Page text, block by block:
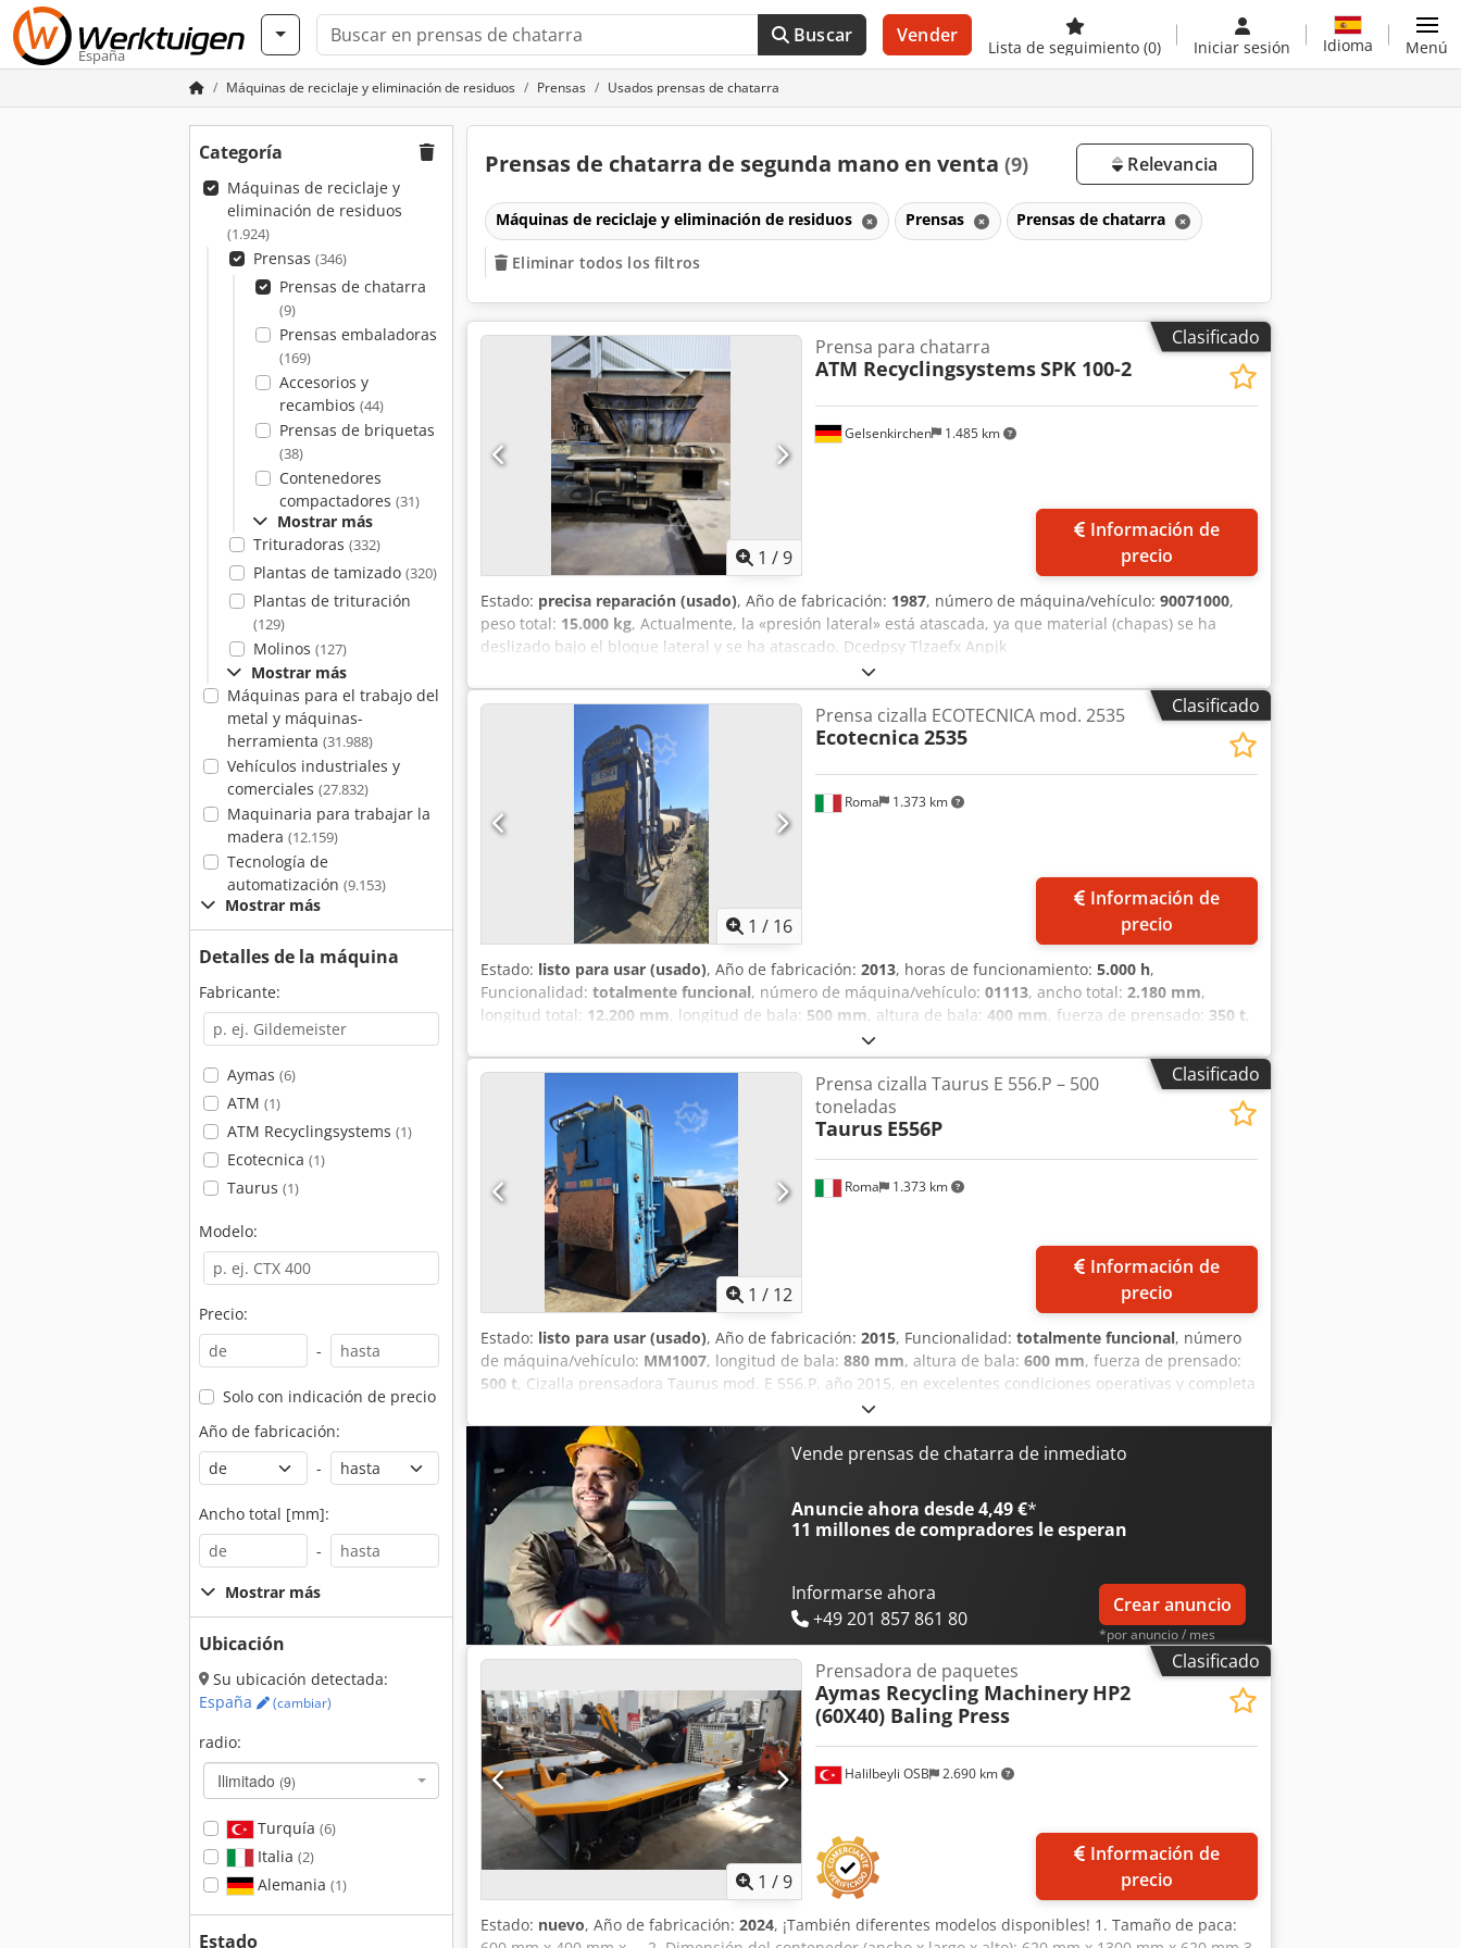
España
Buscar Vender
Lista de seguimiento (0) Iniciar sesión Idioma Menú
Máquinas de reciclaje y eliminación de residuos Prensas Usados prensas de chatarra
Categoría
Máquinas de reciclaje y
eliminación de residuos
(1.924)
Prensas (346)
Prensas de chatarra
(9)
Prensas embaladoras
(169)
Accesorios y
recambios (44)
Prensas de briquetas
(38)
Contenedores
compactadores (31)
Mostrar más
Trituradoras (332)
Plantas de tamizado (320)
Plantas de trituración
(129)
Molinos (127)
Mostrar más
Máquinas para el trabajo del
metal y máquinas-
herramienta (31.988)
Vehículos industriales y
comerciales (27.832)
Maquinaria para trabajar la
madera (12.159)
Tecnología de
automatización (9.153)
Mostrar más
Detalles de la máquina
Fabricante:
Aymas (6)
ATM (1)
ATM Recyclingsystems (1)
Ecotecnica (1)
Taurus (1)
Modelo:
Precio:
-
Solo con indicación de precio
Año de fabricación:
-
Ancho total [mm]:
-
Mostrar más
Ubicación
Su ubicación detectada:
España
(cambiar)
radio:
Ilimitado (9)
Turquía (6)
Italia (2)
Alemania (1)
Estado
Prensas de chatarra de segunda mano en venta (9) Relevancia
Máquinas de reciclaje y eliminación de residuos Prensas Prensas de chatarra
Eliminar todos los filtros
Clasificado
1 /9
Gelsenkirchen 1.485 km
Prensa para chatarra
ATM RecyclingsystemsSPK 100-2
precio
Estado: precisa reparación (usado), Año de fabricación: 1987, número de máquina/vehículo: 90071000,
peso total: 15.000 kg, Actualmente, la «presión lateral» está atascada, ya que material (chapas) se ha
deslizado bajo el bloque lateral y se ha atascado. Dcedpsy Tlzaefx Anpjk
Clasificado
1 / 16
Roma 1.373 km
Prensa cizalla ECOTECNICA mod. 2535
Ecotecnica 2535
precio
Estado: listo para usar (usado), Año de fabricación: 2013, horas de funcionamiento: 5.000 h,
Funcionalidad: totalmente funcional, número de máquina/vehículo: 01113, ancho total: 2.180 mm,
longitud total: 12.200 mm, longitud de bala: 500 mm, altura de bala: 400 mm, fuerza de prensado: 350 t,
, Prensa cizalla Ecotecnica mod. 2535, año 2013, con aproximadamente 5.000 horas
de trabajo, en buen estado operativo y completa con documentación. Máquina apta para prensar y
cizallar chatarra férrica, incluidos perfiles, chapas y chatarra mixta. Dsdpfoy Ibw Tsx Anpjck Datos
técnicos: Fuerza de corte: 350 toneladas Horas de trabajo: 5.000 Longitud de la caja de compresión: 5,0 m
Ancho de la caja con alas abiertas: 1,70 m Tamaño del paquete: 500 x 400 mm Longitud total: 12,20 m
Ancho: 2,18 m Peso: 34.000 kg Equipamiento: Motor diésel Iveco de 172 HP Radiocontrol Documentación
completa Máquina en funcionamiento y lista para su uso. Posibilidad de inspección y prueba.
Clasificado
1 / 12
Roma 1.373 km
Prensa cizalla Taurus E 556.P – 500
toneladas
Taurus E556P
precio
Estado: listo para usar (usado), Año de fabricación: 2015, Funcionalidad: totalmente funcional, número
de máquina/vehículo: MM1007, longitud de bala: 880 mm, altura de bala: 600 mm, fuerza de prensado:
500 t, Cizalla prensadora Taurus mod. E 556.P, año 2015, en excelentes condiciones operativas y completa
con documentación. Máquina ideal para prensado y cizallado de todo tipo de chatarra ferrosa: perfiles,
chapas, chatarra mixta voluminosa y vehículos. Datos técnicos Fuerza de corte: 500 toneladas Ancho de
corte: aprox. 950 mm Altura de corte: aprox. 640 mm Longitud de la caja: 5.600 mm Ancho de la caja
abierta: 2.400 mm Dimensiones del paquete (cerrado): Ancho: 880 mm Altura: 600 mm Equipamiento
Motor diésel insonorizado de 125 CV Cabina de mando Radio control Documentación completa Dcsdpsy
Iblwsfx Anpsk Máquina lista para su uso.
Vende prensas de chatarra de inmediato
Anuncie ahora desde 4,49 €*
11 millones de compradores le esperan
Informarse ahora
+49 201 857 861 80
Crear anuncio
*por anuncio / mes
Clasificado
1 /9
Halilbeyli OSB 2.690 km
Prensadora de paquetes
Aymas Recycling Machinery HP2
(60X40) Baling Press
precio
Estado: nuevo, Año de fabricación: 2024, ¡También diferentes modelos disponibles! 1. Tamaño de paca: